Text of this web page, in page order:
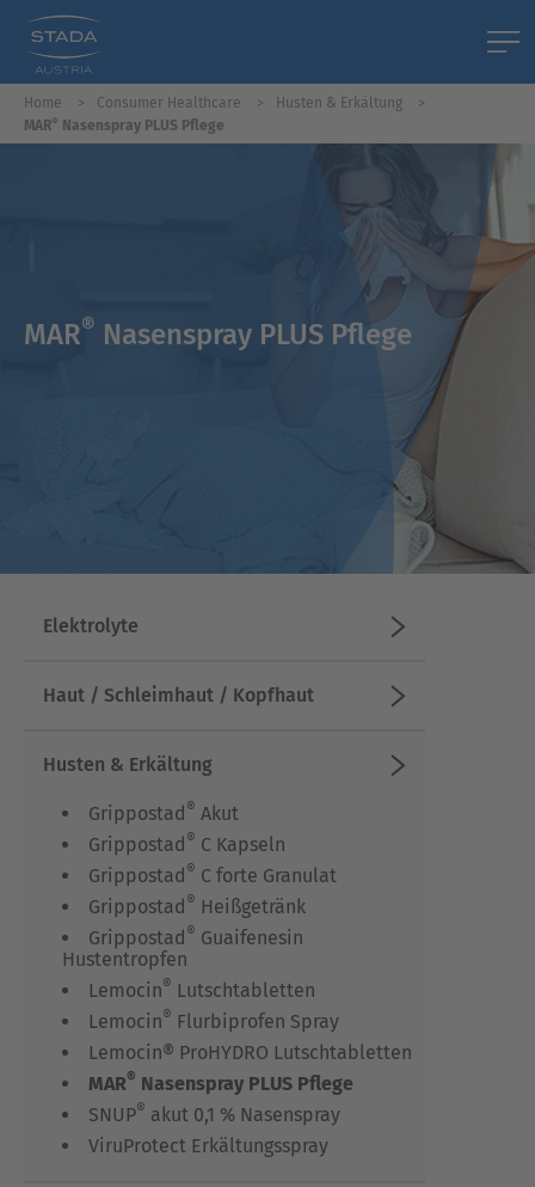
Home Consumer Healthcare
Husten & Erkältung
MAR® Nasenspray PLUS Pflege
MAR® Nasenspray PLUS Pflege
Elektrolyte
Haut / Schleimhaut / Kopfhaut
Husten & Erkältung
Grippostad ® Akut
Grippostad ® C Kapseln
Grippostad ® C forte Granulat
Grippostad ® Heißgetränk
Grippostad ® Guaifenesin
Hustentropfen
Lemocin® Lutschtabletten
Lemocin® Flurbiprofen Spray
Lemocin® ProHYDRO Lutschtabletten
MAR® Nasenspray PLUS Pflege
SNUP® akut 0,1 % Nasenspray
ViruProtect Erkältungsspray